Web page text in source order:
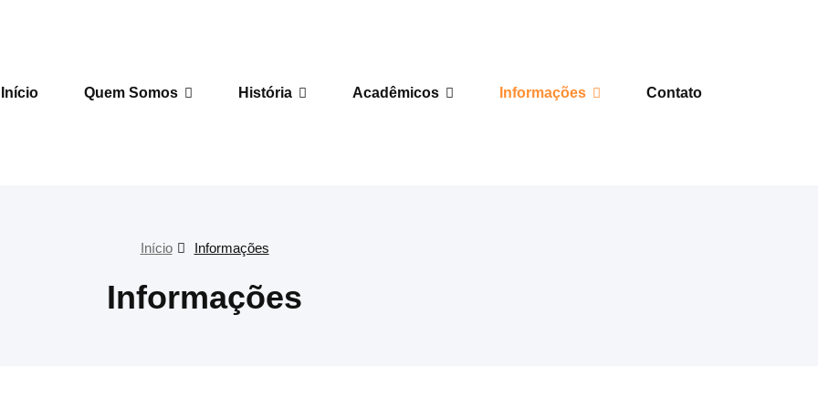
Letras
Início Quem Somos História Acadêmicos Informações Contato
Início Informações
Informações